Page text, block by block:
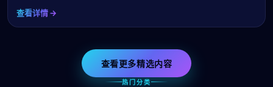
查看详情 →
查看更多精选内容
热门分类